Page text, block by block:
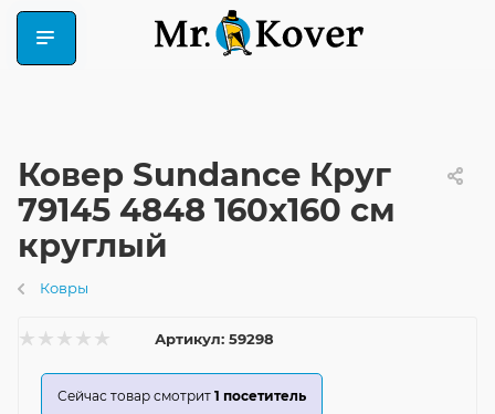
Ковер Sundance Круг
79145 4848 160x160 см
круглый
Ковры
Артикул: 59298
Сейчас товар смотрит 1 посетитель